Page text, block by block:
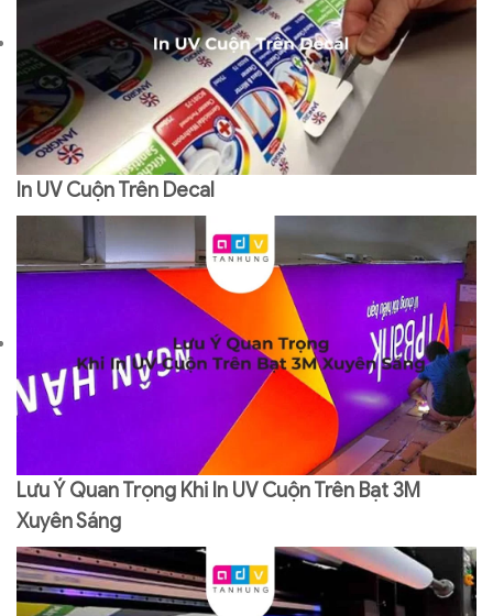
In UV Cuộn Trên Decal
Lưu Ý Quan Trọng Khi In UV Cuộn Trên Bạt 3M
Xuyên Sáng